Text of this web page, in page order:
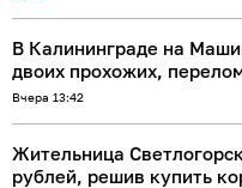
В Калининграде на
двоих прохожих,
Вчера 13:42
Жительница
рублей, решив купить